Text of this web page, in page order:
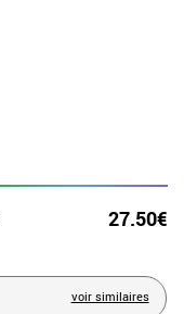
27.50€
voir similaires